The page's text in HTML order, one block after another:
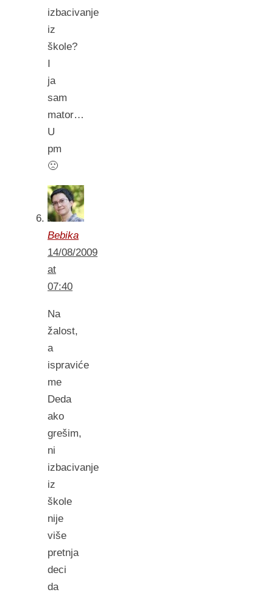
izbacivanje
iz
škole?
I
ja
sam
mator…
U
pm
🙁
Bebika
14/08/2009
at
07:40
Na
žalost,
a
ispraviće
me
Deda
ako
grešim,
ni
izbacivanje
iz
škole
nije
više
pretnja
deci
da